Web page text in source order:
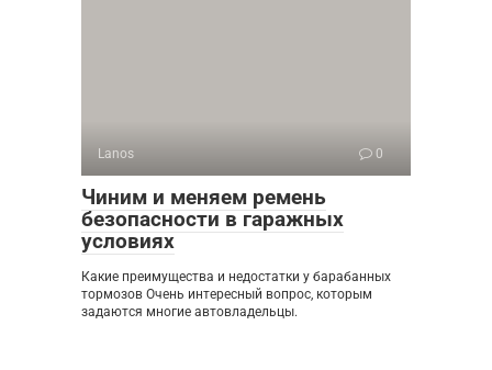
Lanos 0
Чиним и меняем ремень
безопасности в гаражных
условиях
Какие преимущества и недостатки у барабанных
тормозов Очень интересный вопрос, которым
задаются многие автовладельцы.